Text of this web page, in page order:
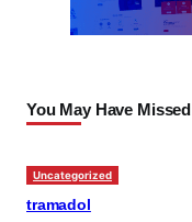
You May Have Missed
Uncategorized
tramadol